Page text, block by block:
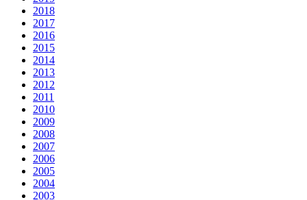
2018
2017
2016
2015
2014
2013
2012
2011
2010
2009
2008
2007
2006
2005
2004
2003